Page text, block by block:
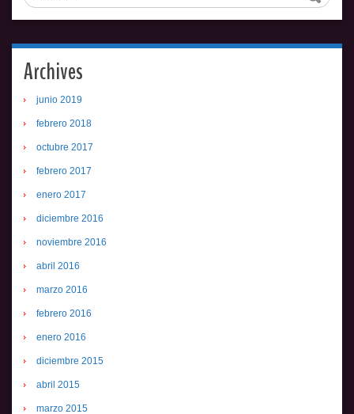
Archives
junio 2019
febrero 2018
octubre 2017
febrero 2017
enero 2017
diciembre 2016
noviembre 2016
abril 2016
marzo 2016
febrero 2016
enero 2016
diciembre 2015
abril 2015
marzo 2015